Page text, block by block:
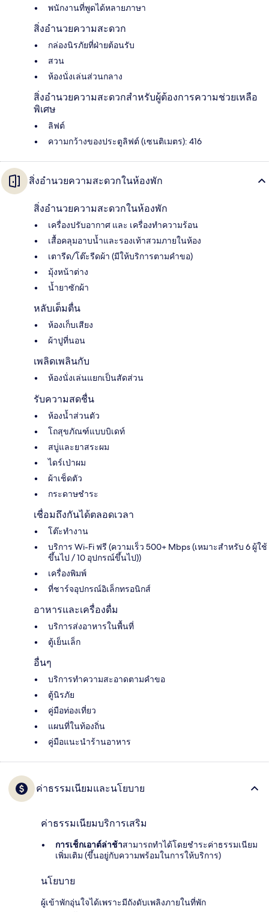
พนักงานที่พูดได้หลายภาษา
สิ่งอำนวยความสะดวก
กล่องนิรภัยที่ฝ่ายต้อนรับ
สวน
ห้องนั่งเล่นส่วนกลาง
สิ่งอำนวยความสะดวกสำหรับผู้ต้องการความช่วยเหลือ
พิเศษ
ลิฟต์
ความกว้างของประตูลิฟต์ (เซนติเมตร): 416
สิ่งอำนวยความสะดวกในห้องพัก
สิ่งอำนวยความสะดวกในห้องพัก
เครื่องปรับอากาศ และ เครื่องทำความร้อน
เสื้อคลุมอาบน้ำและรองเท้าสวมภายในห้อง
เตารีด/โต๊ะรีดผ้า (มีให้บริการตามคำขอ)
มุ้งหน้าต่าง
น้ำยาซักผ้า
หลับเต็มตื่น
ห้องเก็บเสียง
ผ้าปูที่นอน
เพลิดเพลินกับ
ห้องนั่งเล่นแยกเป็นสัดส่วน
รับความสดชื่น
ห้องน้ำส่วนตัว
โถสุขภัณฑ์แบบบิเดท์
สบู่และยาสระผม
ไดร์เป่าผม
ผ้าเช็ดตัว
กระดาษชำระ
เชื่อมถึงกันได้ตลอดเวลา
โต๊ะทำงาน
บริการ Wi-Fi ฟรี (ความเร็ว 500+ Mbps (เหมาะสำหรับ 6 ผู้ใช้
ขึ้นไป / 10 อุปกรณ์ขึ้นไป))
เครื่องพิมพ์
ที่ชาร์จอุปกรณ์อิเล็กทรอนิกส์
อาหารและเครื่องดื่ม
บริการส่งอาหารในพื้นที่
ตู้เย็นเล็ก
อื่นๆ
บริการทำความสะอาดตามคำขอ
ตู้นิรภัย
คู่มือท่องเที่ยว
แผนที่ในท้องถิ่น
คู่มือแนะนำร้านอาหาร
ค่าธรรมเนียมและนโยบาย
ค่าธรรมเนียมบริการเสริม
การเช็กเอาต์ล่าช้าสามารถทำได้โดยชำระค่าธรรมเนียม
เพิ่มเติม (ขึ้นอยู่กับความพร้อมในการให้บริการ)
นโยบาย
ผู้เข้าพักอุ่นใจได้เพราะมีถังดับเพลิงภายในที่พัก